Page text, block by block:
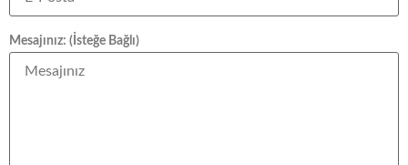
Mesajınız: (İsteğe Bağlı)